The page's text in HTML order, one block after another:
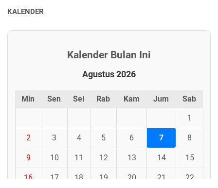
KALENDER
Kalender Bulan Ini
Agustus 2026
Min Sen Sel Rab Kam Jum Sab
1
2 3 4 5 6 7 8
9 10 11 12 13 14 15
16 17 18 19 20 21 22